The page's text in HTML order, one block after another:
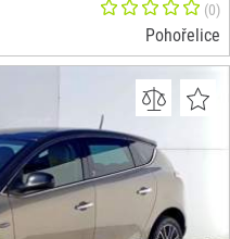
(0)
Pohořelice